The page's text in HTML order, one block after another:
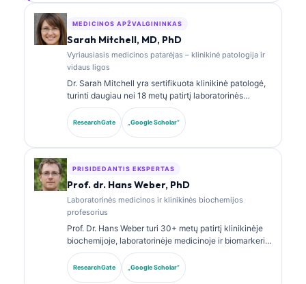
laboratorinės diagnostikos laboratorinės medicinos
MEDICINOS APŽVALGININKAS
Sarah Mitchell, MD, PhD
Vyriausiasis medicinos patarėjas – klinikinė patologija ir
vidaus ligos
Dr. Sarah Mitchell yra sertifikuota klinikinė patologė,
turinti daugiau nei 18 metų patirtį laboratorinės
medicinos ir diagnostinės analizės srityje. Ji turi
klinikinės chemijos specializacijos sertifikatus ir
plačiai publikavo biomarkerių panelių bei
ResearchGate „Google Scholar“
PRISIDEDANTIS EKSPERTAS
Prof. dr. Hans Weber, PhD
Laboratorinės medicinos ir klinikinės biochemijos
profesorius
Prof. Dr. Hans Weber turi 30+ metų patirtį klinikinėje
biochemijoje, laboratorinėje medicinoje ir biomarkerių
tyrimuose. Buvęs Vokietijos klinikinės chemijos
draugijos prezidentas, jis specializuojasi diagnostinių
panelių analizėje, biomarkerių standartizavime ir AI
ResearchGate „Google Scholar“